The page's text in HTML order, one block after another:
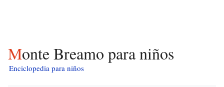
Monte Breamo para niños
Enciclopedia para niños